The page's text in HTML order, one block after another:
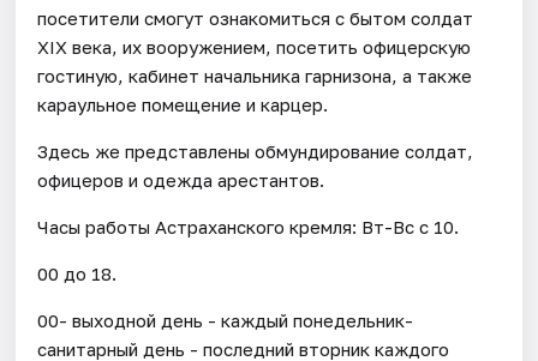
посетители смогут ознакомиться с бытом солдат
XIX века, их вооружением, посетить офицерскую
гостиную, кабинет начальника гарнизона, а также
караульное помещение и карцер.
Здесь же представлены обмундирование солдат,
офицеров и одежда арестантов.
Часы работы Астраханского кремля: Вт-Вс с 10.
00 до 18.
00- выходной день - каждый понедельник-
санитарный день - последний вторник каждого